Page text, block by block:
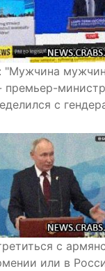
"Мужчина
с
с
или в